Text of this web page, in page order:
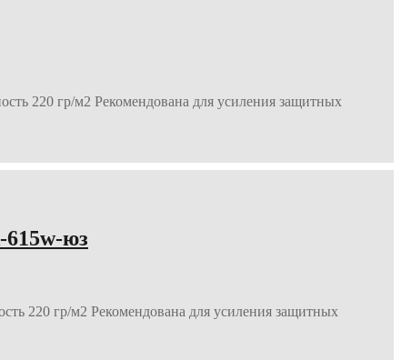
220 гр/м2 Рекомендована для усиления защитных
юз
220 гр/м2 Рекомендована для усиления защитных